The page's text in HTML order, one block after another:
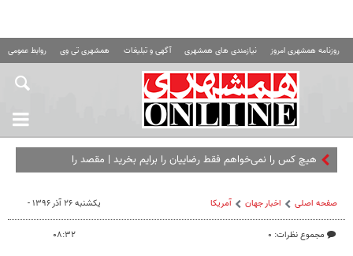
روزنامه همشهری امروز نیازمندی های همشهری آگهی و تبلیغات همشهری تی وی روابط عمومی
هیچ کس را نمی‌خواهم فقط رضاییان را برایم بخرید | مقصد رامین
صفحه اصلی اخبار جهان آمریکا
مجموع نظرات: ۰
یکشنبه ۲۶ آذر ۱۳۹۶ -
۰۸:۳۲